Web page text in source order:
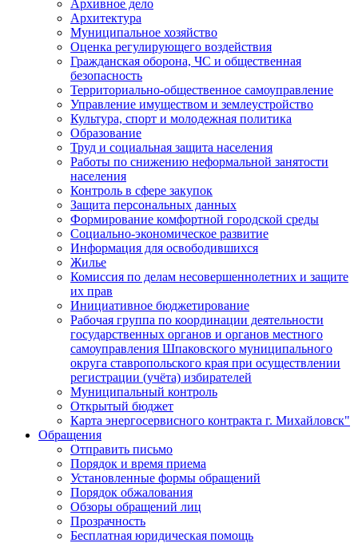
Архивное дело
Архитектура
Муниципальное хозяйство
Оценка регулирующего воздействия
Гражданская оборона, ЧС и общественная
безопасность
Территориально-общественное самоуправление
Управление имуществом и землеустройство
Культура, спорт и молодежная политика
Образование
Труд и социальная защита населения
Работы по снижению неформальной занятости
населения
Контроль в сфере закупок
Защита персональных данных
Формирование комфортной городской среды
Социально-экономическое развитие
Информация для освободившихся
Жилье
Комиссия по делам несовершеннолетних и защите
их прав
Инициативное бюджетирование
Рабочая группа по координации деятельности
государственных органов и органов местного
самоуправления Шпаковского муниципального
округа ставропольского края при осуществлении
регистрации (учёта) избирателей
Муниципальный контроль
Открытый бюджет
Карта энергосервисного контракта г. Михайловск"
Обращения
Отправить письмо
Порядок и время приема
Установленные формы обращений
Порядок обжалования
Обзоры обращений лиц
Прозрачность
Бесплатная юридическая помощь